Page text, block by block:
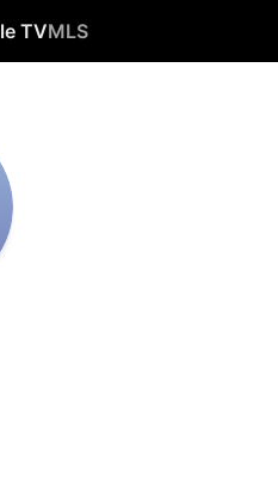
TVMLS